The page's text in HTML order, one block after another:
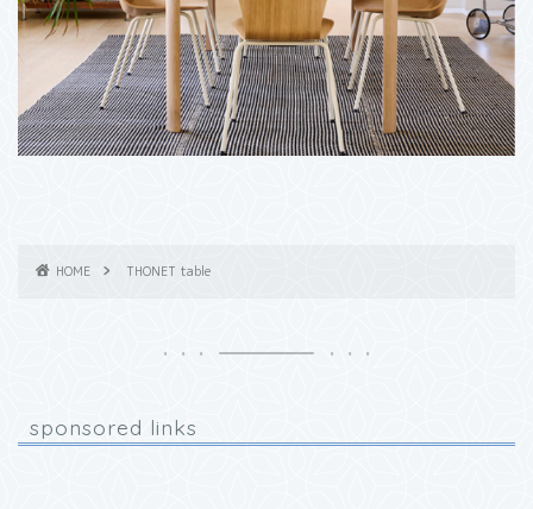
HOME THONET table
sponsored links